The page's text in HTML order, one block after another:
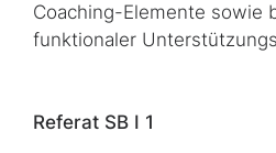
Coaching-Elemente sowie
funktionaler
Referat SB I 1